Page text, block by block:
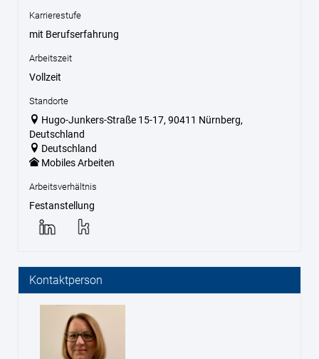
Karrierestufe
mit Berufserfahrung
Arbeitszeit
Vollzeit
Standorte
Hugo-Junkers-Straße 15-17, 90411 Nürnberg,
Deutschland
Deutschland
Mobiles Arbeiten
Arbeitsverhältnis
Festanstellung
Kontaktperson